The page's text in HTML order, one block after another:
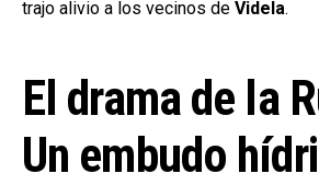
trajo alivio a los vecinos de Videla.
El drama de la
Un embudo